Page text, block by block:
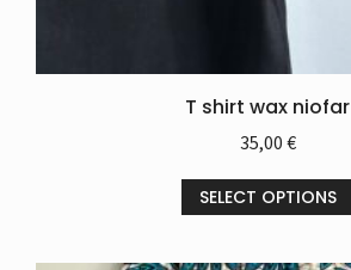
T shirt wax niofar
35,00 €
SELECT OPTIONS